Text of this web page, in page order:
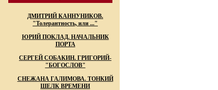
ДМИТРИЙ КАННУНИКОВ.
"Толерантность, или ..."
ЮРИЙ ПОКЛАД. НАЧАЛЬНИК
ПОРТА
СЕРГЕЙ СОБАКИН. ГРИГОРИЙ-
"БОГОСЛОВ"
СНЕЖАНА ГАЛИМОВА. ТОНКИЙ
ШЕЛК ВРЕМЕНИ